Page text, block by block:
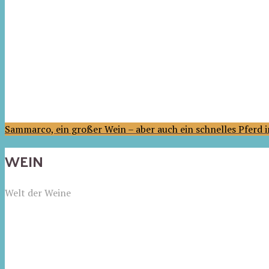
Sammarco, ein großer Wein – aber auch ein schnelles Pferd
WEIN
Welt der Weine